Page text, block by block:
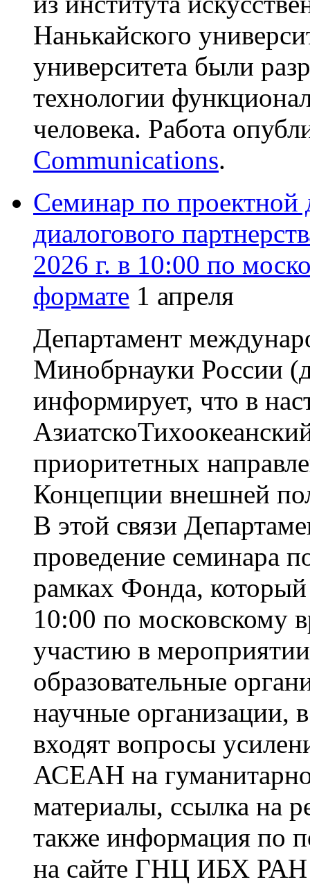
Нанькайского
университета были
технологии
человека. Работа
Communications.
Семинар по проектной
диалогового
2026 г. в 10:00 по
формате 1 апреля
Департамент
Минобрнауки России
информирует, что в
приоритетных
Концепции внешней
В этой связи
проведение семинара
рамках Фонда, который
10:00 по московскому
участию в
образовательные
научные организации,
входят вопросы
АСЕАН на
материалы, ссылка на
также информация по
на сайте ГНЦ ИБХ РАН